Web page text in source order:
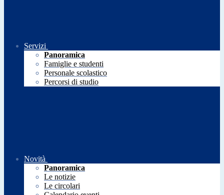
Servizi
Panoramica
Famiglie e studenti
Personale scolastico
Percorsi di studio
Novità
Panoramica
Le notizie
Le circolari